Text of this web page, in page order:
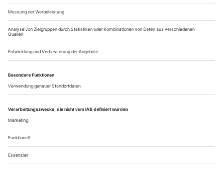
Angepasster Lesegenuss auf allen Bildschirmgrößen
Zugang zum Onlinearchiv des Theaterverlags
Abonnement bestellen
Über uns Kontakt Kritikerumfrage Newsletter